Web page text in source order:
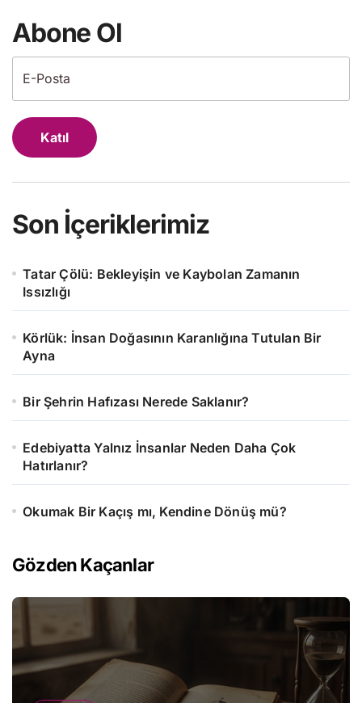
Abone Ol
Katıl
Son İçeriklerimiz
Tatar Çölü: Bekleyişin ve Kaybolan Zamanın
Issızlığı
Körlük: İnsan Doğasının Karanlığına Tutulan Bir
Ayna
Bir Şehrin Hafızası Nerede Saklanır?
Edebiyatta Yalnız İnsanlar Neden Daha Çok
Hatırlanır?
Okumak Bir Kaçış mı, Kendine Dönüş mü?
Gözden Kaçanlar